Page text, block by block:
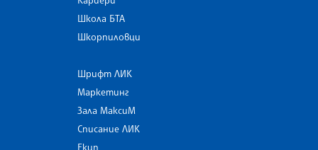
Школа БТА
Шкорпиловци
Шрифт ЛИК
Маркетинг
Зала МаксиМ
Списание ЛИК
Екип